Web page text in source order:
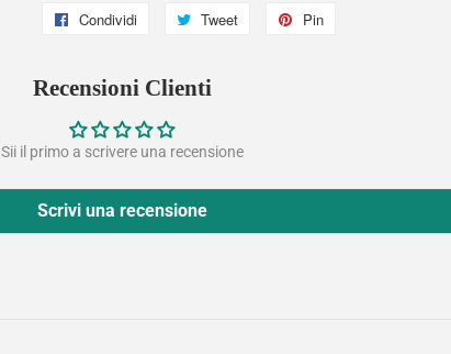
Condividi
Condividi
Facebook
Tweet
Twitta
Pin
Recensioni Clienti
Sii il primo a scrivere una recensione
Scrivi una recensione